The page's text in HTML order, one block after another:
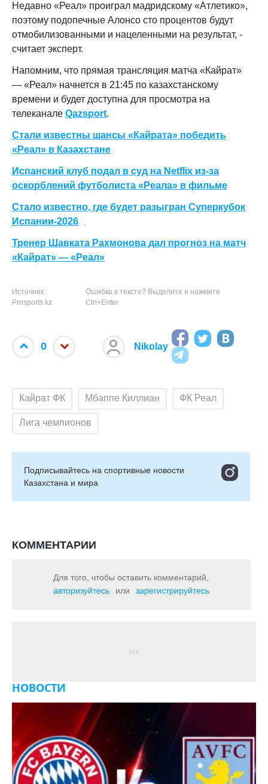
Недавно «Реал» проиграл мадридскому «Атлетико»,
поэтому подопечные Алонсо сто процентов будут
отмобилизованными и нацеленными на результат, -
считает эксперт.
Напомним, что прямая трансляция матча «Кайрат»
— «Реал» начнется в 21:45 по казахстанскому
времени и будет доступна для просмотра на
телеканале Qazsport.
Стали известны шансы «Кайрата» победить
«Реал» в Казахстане
Испанский клуб подал в суд на Netflix из-за
оскорблений футболиста «Реала» в фильме
Стало известно, где будет разыгран Суперкубок
Испании-2026
Тренер Шавката Рахмонова дал прогноз на матч
«Кайрат» — «Реал»
Источник:
Prosports.kz
Ошибка в тексте? Выделите и нажмите
Ctrl+Enter
0 Nikolay
Кайрат ФК Мбаппе Киллиан ФК Реал
Лига чемпионов
Подписывайтесь на cпортивные новости
Казахстана и мира
КОММЕНТАРИИ
Для того, чтобы оставить комментарий,
авторизуйтесь
или зарегистрируйтесь
НОВОСТИ